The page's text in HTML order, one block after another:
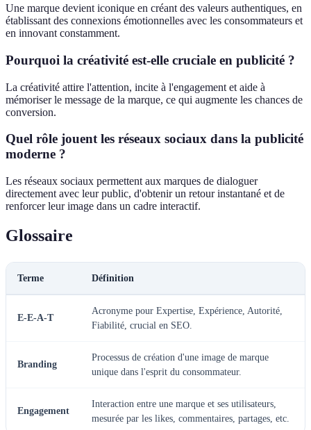
Une marque devient iconique en créant des valeurs authentiques, en
établissant des connexions émotionnelles avec les consommateurs et
en innovant constamment.
Pourquoi la créativité est-elle cruciale en publicité ?
La créativité attire l'attention, incite à l'engagement et aide à
mémoriser le message de la marque, ce qui augmente les chances de
conversion.
Quel rôle jouent les réseaux sociaux dans la publicité
moderne ?
Les réseaux sociaux permettent aux marques de dialoguer
directement avec leur public, d'obtenir un retour instantané et de
renforcer leur image dans un cadre interactif.
Glossaire
Terme Définition
E-E-A-T
Acronyme pour Expertise, Expérience, Autorité,
Fiabilité, crucial en SEO.
Branding
Processus de création d'une image de marque
unique dans l'esprit du consommateur.
Engagement
Interaction entre une marque et ses utilisateurs,
mesurée par les likes, commentaires, partages, etc.